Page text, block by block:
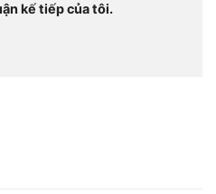
kế tiếp của tôi.